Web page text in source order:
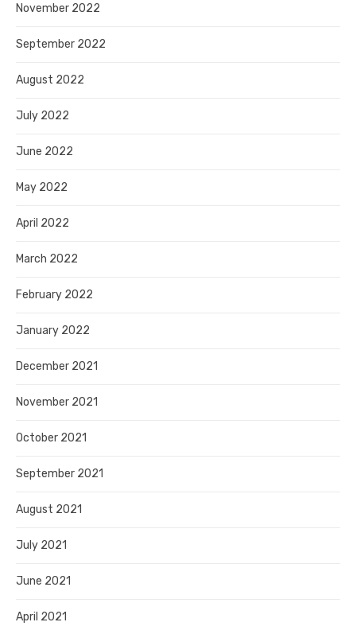
November 2022
September 2022
August 2022
July 2022
June 2022
May 2022
April 2022
March 2022
February 2022
January 2022
December 2021
November 2021
October 2021
September 2021
August 2021
July 2021
June 2021
April 2021